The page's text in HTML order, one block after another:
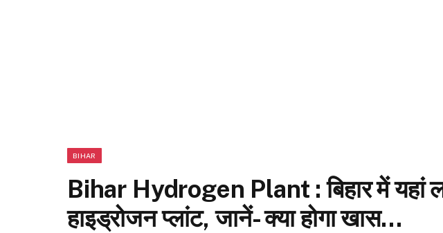
BIHAR
Bihar Hydrogen Plant : बिहार में यहां
हाइड्रोजन प्लांट, जानें- क्या होगा खास…